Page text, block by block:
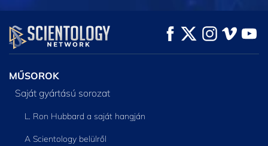
MŰSORNÉZÉS MŰSORNÉZÉS
A SOROZAT
RÉSZEI
MŰSOROK
Saját gyártású sorozat
L. Ron Hubbard a saját hangján
A Scientology belülről